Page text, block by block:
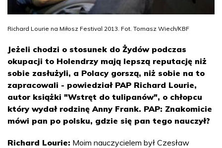
Richard Lourie na Miłosz Festival 2013. Fot. Tomasz Wiech/KBF
Jeżeli chodzi o stosunek do Żydów podczas
okupacji to Holendrzy mają lepszą reputację niż
sobie zasłużyli, a Polacy gorszą, niż sobie na to
zapracowali - powiedział PAP Richard Lourie,
autor książki "Wstręt do tulipanów", o chłopcu
który wydał rodzinę Anny Frank. PAP: Znakomicie
mówi pan po polsku, gdzie się pan tego nauczył?
Richard Lourie: Moim nauczycielem był Czesław